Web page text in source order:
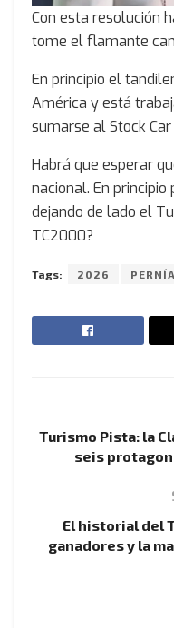
Con esta resolución
tome el flamante
En principio el
América y está
sumarse al Stock
Habrá que esperar
nacional. En
dejando de lado el
TC2000?
Tags: 2026 PERNÍA
Turismo Pista: la
seis
El historial del
ganadores y la